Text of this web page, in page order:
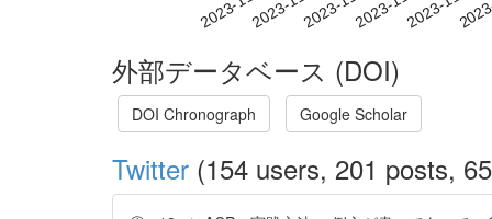
外部データベース (DOI)
DOI Chronograph Google Scholar
Twitter (154 users, 201 posts,